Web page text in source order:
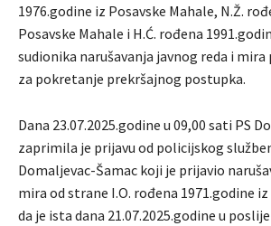
1976.godine iz Posavske Mahale, N.Ž.
Posavske Mahale i H.Ć. rođena
sudionika narušavanja javnog reda i
za pokretanje prekršajnog postupka.
Dana 23.07.2025.godine u 09,00 sati PS
zaprimila je prijavu od policijskog
Domaljevac-Šamac koji je prijavio
mira od strane I.O. rođena 1971.godine iz
da je ista dana 21.07.2025.godine u